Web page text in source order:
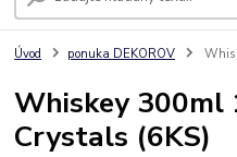
Úvod ponuka DEKOROV
Whiskey 300ml
Crystals (6KS)